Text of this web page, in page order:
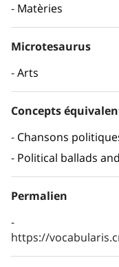
Matèries
Microtesaurus
Arts
Concepts
Chansons
Political ballads
Permalien
https://